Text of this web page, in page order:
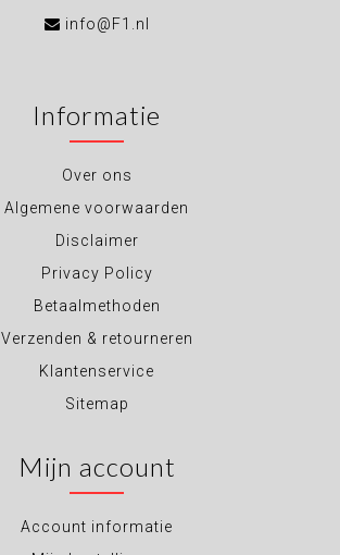
info@F1.nl
Informatie
Over ons
Algemene voorwaarden
Disclaimer
Privacy Policy
Betaalmethoden
Verzenden & retourneren
Klantenservice
Sitemap
Mijn account
Account informatie